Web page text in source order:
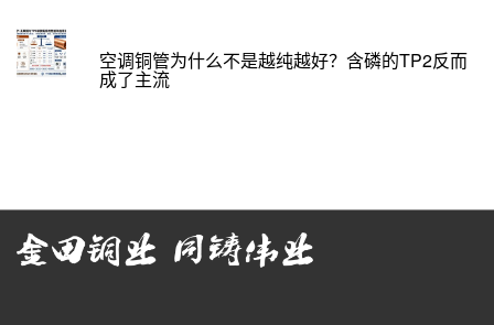
空调铜管为什么不是越纯越好？含磷的TP2反而
成了主流